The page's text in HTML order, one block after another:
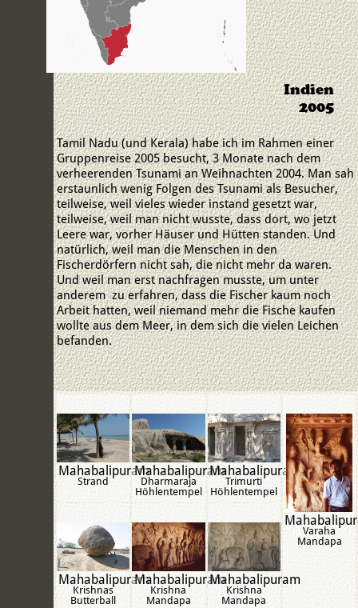
Indien
2005
Tamil Nadu (und Kerala) habe ich im Rahmen einer
Gruppenreise 2005 besucht, 3 Monate nach dem
verheerenden Tsunami an Weihnachten 2004. Man sah
erstaunlich wenig Folgen des Tsunami als Besucher,
teilweise, weil vieles wieder instand gesetzt war,
teilweise, weil man nicht wusste, dass dort, wo jetzt
Leere war, vorher Häuser und Hütten standen. Und
natürlich, weil man die Menschen in den
Fischerdörfern nicht sah, die nicht mehr da waren.
Und weil man erst nachfragen musste, um unter
anderem zu erfahren, dass die Fischer kaum noch
Arbeit hatten, weil niemand mehr die Fische kaufen
wollte aus dem Meer, in dem sich die vielen Leichen
befanden.
Mahabalipuram
Strand
Mahabalipuram
Dharmaraja
Höhlentempel
Mahabalipuram
Trimurti
Höhlentempel
Varaha
Mandapa
Mahabalipuram
Krishnas
Butterball
Mahabalipuram
Krishna
Mandapa
Mahabalipuram
Krishna
Mandapa